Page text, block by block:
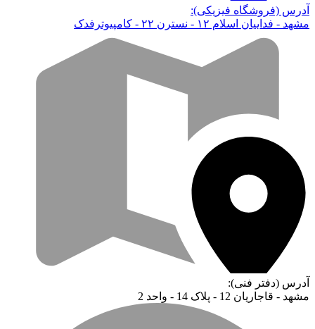
آدرس (فروشگاه فیزیکی):
مشهد - فداییان اسلام ۱۲ - نسترن ۲۲ - کامپیوترفدک
آدرس (دفتر فنی):
مشهد - قاجاریان 12 - پلاک 14 - واحد 2